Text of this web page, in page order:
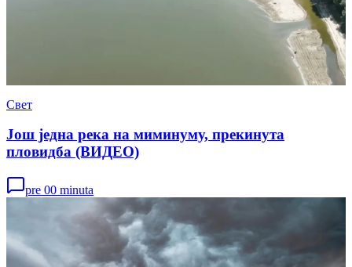
Свет
Још једна река на миминуму, прекинута
пловидба (ВИДЕО)
pre 00 minuta